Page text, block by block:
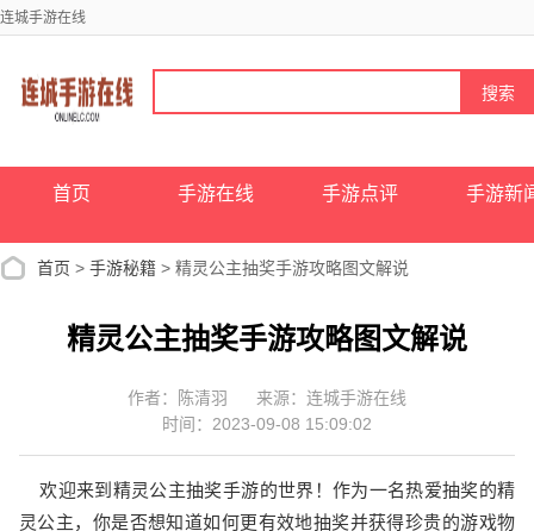
连城手游在线
首页 手游在线 手游点评 手游新
首页 > 手游秘籍 > 精灵公主抽奖手游攻略图文解说
精灵公主抽奖手游攻略图文解说
作者：陈清羽
来源：连城手游在线
时间：2023-09-08 15:09:02
欢迎来到精灵公主抽奖手游的世界！作为一名热爱抽奖的精
灵公主，你是否想知道如何更有效地抽奖并获得珍贵的游戏物